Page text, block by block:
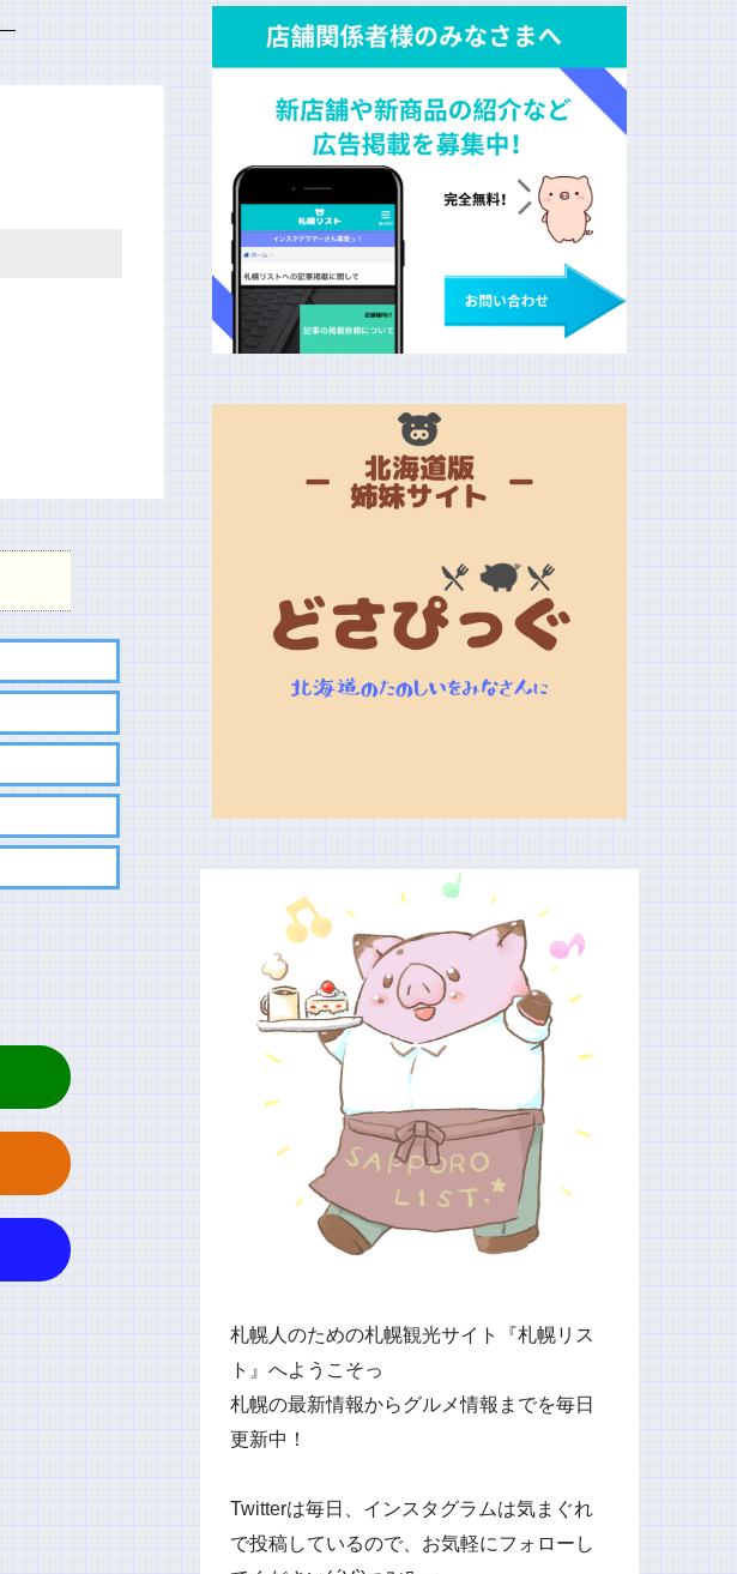
札幌人のための札幌観光サイト『札幌リス
ト』へようこそっ
札幌の最新情報からグルメ情報までを毎日
更新中！
Twitterは毎日、インスタグラムは気まぐれ
で投稿しているので、お気軽にフォローし